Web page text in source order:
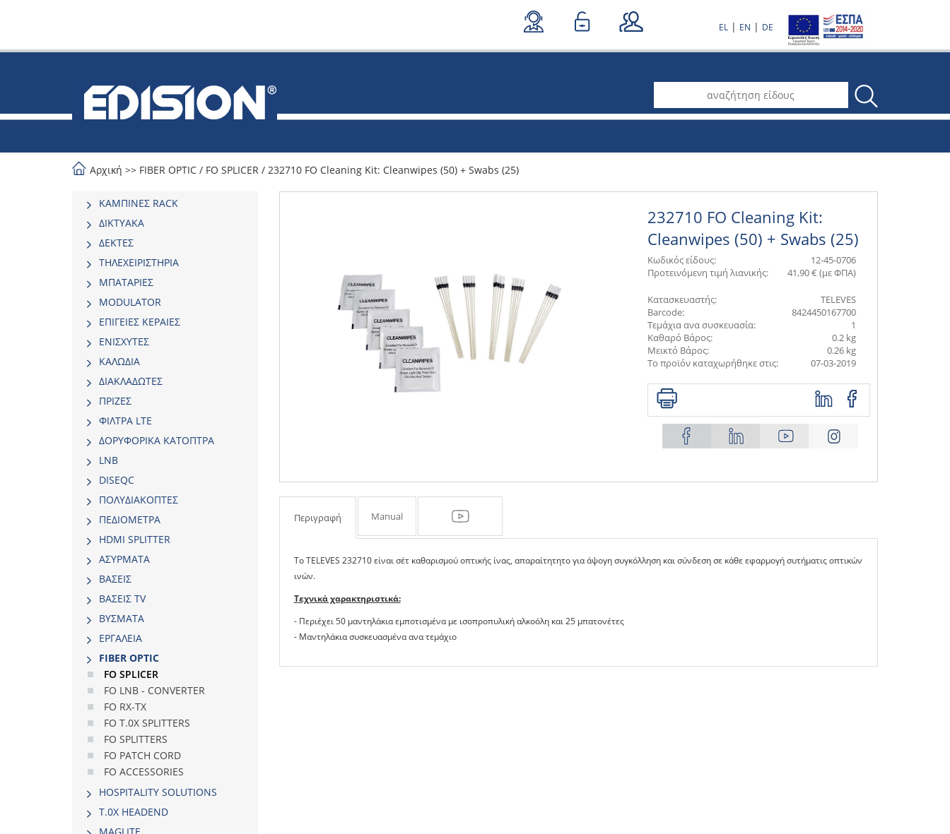
EL | EN | DE
.
Αρχική >> FIBER OPTIC / FO SPLICER / 232710 FO Cleaning Kit: Cleanwipes (50) + Swabs (25)
ΚΑΜΠΙΝΕΣ RACK
ΔΙΚΤΥΑΚΑ
ΔΕΚΤΕΣ
ΤΗΛΕΧΕΙΡΙΣΤΗΡΙΑ
ΜΠΑΤΑΡΙΕΣ
MODULATOR
ΕΠΙΓΕΙΕΣ ΚΕΡΑΙΕΣ
ΕΝΙΣΧΥΤΕΣ
ΚΑΛΩΔΙΑ
ΔΙΑΚΛΑΔΩΤΕΣ
ΠΡΙΖΕΣ
ΦΙΛΤΡΑ LTE
ΔΟΡΥΦΟΡΙΚΑ ΚΑΤΟΠΤΡΑ
LNB
DISEQC
ΠΟΛΥΔΙΑΚΟΠΤΕΣ
ΠΕΔΙΟΜΕΤΡΑ
HDMI SPLITTER
ΑΣΥΡΜΑΤΑ
ΒΑΣΕΙΣ
ΒΑΣΕΙΣ TV
ΒΥΣΜΑΤΑ
ΕΡΓΑΛΕΙΑ
FIBER OPTIC
FO SPLICER
FO LNB - CONVERTER
FO RX-TX
FO T.0X SPLITTERS
FO SPLITTERS
FO PATCH CORD
FO ACCESSORIES
HOSPITALITY SOLUTIONS
Τ.0Χ HEADEND
232710 FO Cleaning Kit:
Cleanwipes (50) + Swabs (25)
Κωδικός είδους:
12-45-0706
Προτεινόμενη τιμή λιανικής:
41,90 € (με ΦΠΑ)
Κατασκευαστής:
TELEVES
Barcode:
8424450167700
Τεμάχια ανα συσκευασία:
1
Καθαρό Βάρος:
0.2 kg
Μεικτό Βάρος:
0.26 kg
Το προϊόν καταχωρήθηκε στις:
07-03-2019
Περιγραφή Manual
To TELEVES 232710 είναι σέτ καθαρισμού οπτικής ίνας, απαραίτητητο για άψογη συγκόλληση και σύνδεση σε κάθε εφαρμογή συτήματις οπτικών
ινών.
Τεχνικά χαρακτηριστικά:
- Περιέχει 50 μαντηλάκια εμποτισμένα με ισοπροπυλική αλκοόλη και 25 μπατονέτες
- Μαντηλάκια συσκευασμένα ανα τεμάχιο